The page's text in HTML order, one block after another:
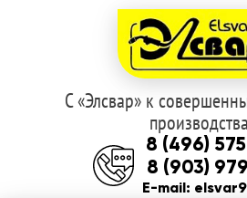
Перейти
к
Перейти
к
С «Элсвар» к
8 (496)
8 (903)
E-mail: